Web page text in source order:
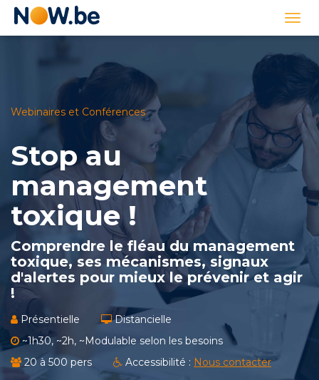
Lien
Webinaires et Conférences
Stop au
management
toxique !
Comprendre le fléau du management
toxique, ses mécanismes, signaux
d'alertes pour mieux le prévenir et agir
!
Présentielle
Distancielle
~1h30, ~2h, ~Modulable selon les besoins
20 à 500 pers
Accessibilité : Nous contacter